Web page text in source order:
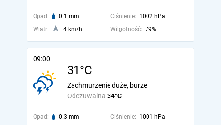
Opad: 0.1 mm Ciśnienie: 1002 hPa
Wiatr:
4 km/h Wilgotność: 79%
09:00
31°C
Odczuwalna 34°C
Zachmurzenie duże, burze
Opad: 0.3 mm Ciśnienie: 1001 hPa